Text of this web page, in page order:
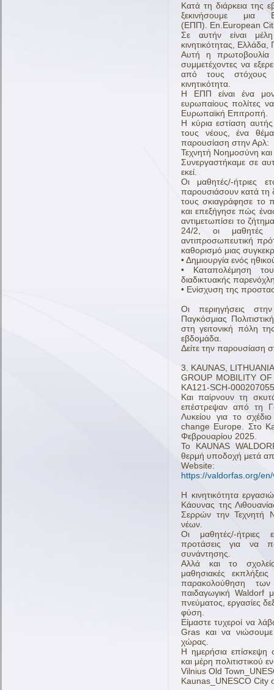
Κατά τη διάρκεια της
ξεκινήσουμε μια
(ΕΠΠ). Εn.European
Σε αυτήν είναι
κινητικότητας, Ελλάδα,
Αυτή η πρωτοβουλία
συμμετέχοντες να
από τους στόχους
κινητικότητα.
Η ΕΠΠ είναι ένα
ευρωπαίους πολίτες
Ευρωπαϊκή Επιτροπή.
Η κύρια εστίαση
τους νέους, ένα
παρουσίαση στην Αρλ:
Τεχνητή Νοημοσύνη
Συνεργαστήκαμε σε
εκεί.
Οι μαθητές/-ήτριες
παρουσιάσουν κατά τη
τους σκιαγράφησε το
και επεξήγησε πώς
αντιμετωπίσει το
24/2, οι μαθητές
αντιπροσωπευτική
καθορισμό μιας
• Δημιουργία ενός
• Καταπολέμηση
διαδικτυακής
• Ενίσχυση της
Οι περιηγήσεις
Παγκόσμιας
στη γειτονική πόλη
εβδομάδα.
Δείτε την παρουσίαση
3. ΚΑUNAS,
GROUP MOBILITY
KA121-SCH-000207055
Και παίρνουν τη
επέστρεψαν από τη
Λυκείου για το
change Europe. Στο
Φεβρουαρίου 2025.
Το KAUNAS
θερμή υποδοχή μετά
Website:
https://valdorfas.org/
Η κινητικότητα
Κάουνας της
Σερρών την Τεχνητή
νέων.
Οι μαθητές/-ήτριες
προτάσεις για να
συνάντησης.
Αλλά και το
μαθησιακές
παρακολούθηση
παιδαγωγική Waldorf
πνεύματος, εργασίες
φύση.
Είμαστε τυχεροί να
Gras και να νιώσουμε
χώρας.
Η ημερήσια επίσκεψη
και μέρη πολιτιστικού
Vilnius Old
Kaunas_UNESCO City